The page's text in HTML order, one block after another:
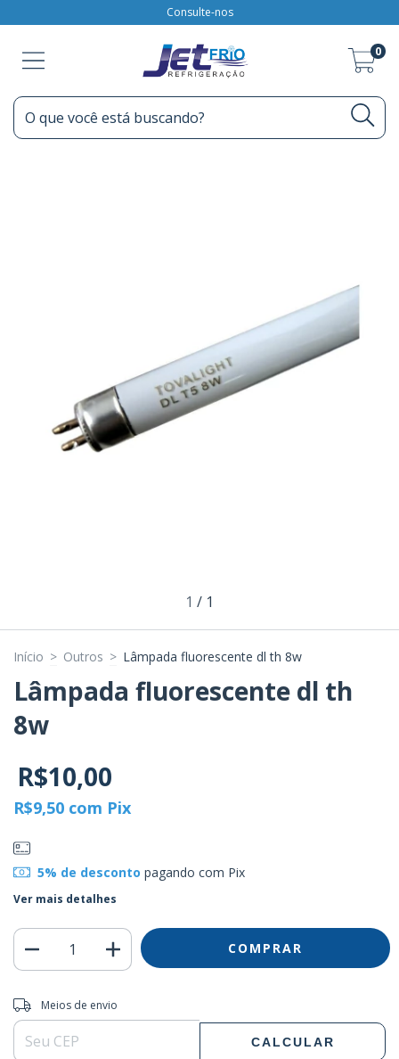
Consulte-nos
0
1 / 1
Início > Outros > Lâmpada fluorescente dl th 8w
Lâmpada fluorescente dl th
8w
R$10,00
R$9,50 com Pix
5% de desconto pagando com Pix
Ver mais detalhes
Entregas para o CEP:
Meios de envio
CALCULAR